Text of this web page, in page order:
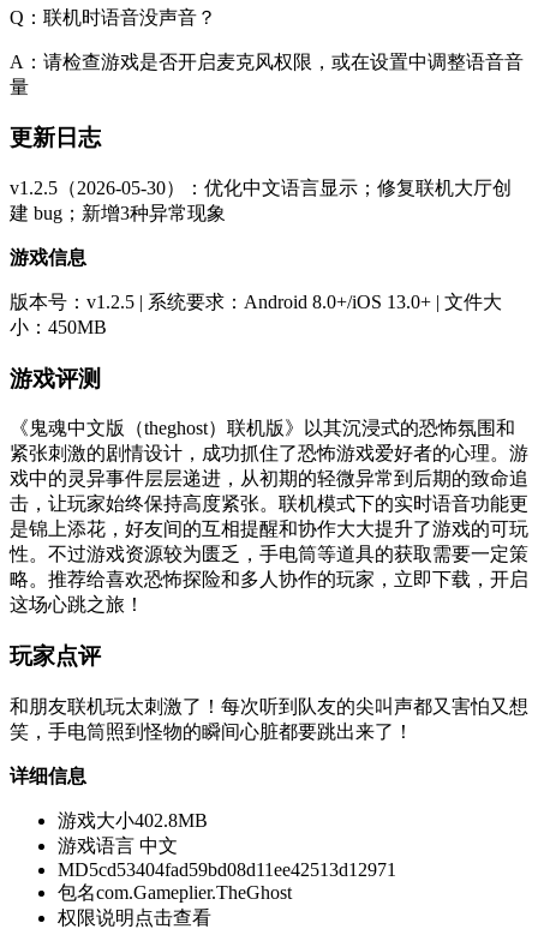
Q：联机时语音没声音？
A：请检查游戏是否开启麦克风权限，或在设置中调整语音音
量
更新日志
v1.2.5（2026-05-30）：优化中文语言显示；修复联机大厅创
建 bug；新增3种异常现象
游戏信息
版本号：v1.2.5 | 系统要求：Android 8.0+/iOS 13.0+ | 文件大
小：450MB
游戏评测
《鬼魂中文版（theghost）联机版》以其沉浸式的恐怖氛围和
紧张刺激的剧情设计，成功抓住了恐怖游戏爱好者的心理。游
戏中的灵异事件层层递进，从初期的轻微异常到后期的致命追
击，让玩家始终保持高度紧张。联机模式下的实时语音功能更
是锦上添花，好友间的互相提醒和协作大大提升了游戏的可玩
性。不过游戏资源较为匮乏，手电筒等道具的获取需要一定策
略。推荐给喜欢恐怖探险和多人协作的玩家，立即下载，开启
这场心跳之旅！
玩家点评
和朋友联机玩太刺激了！每次听到队友的尖叫声都又害怕又想
笑，手电筒照到怪物的瞬间心脏都要跳出来了！
详细信息
游戏大小402.8MB
游戏语言 中文
MD5cd53404fad59bd08d11ee42513d12971
包名com.Gameplier.TheGhost
权限说明 点击查看